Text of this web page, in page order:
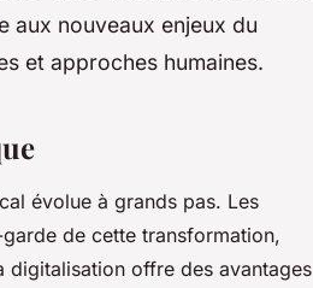
aux nouveaux enjeux du
et approches humaines.
évolue à grands pas. Les
de cette transformation,
digitalisation offre des avantages